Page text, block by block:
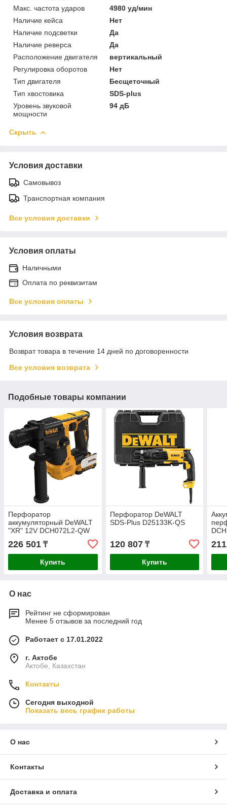
Макс. частота ударов
4980 уд/мин
Наличие кейса
Нет
Наличие подсветки
Да
Наличие реверса
Да
Расположение двигателя
вертикальный
Регулировка оборотов
Нет
Тип двигателя
Бесщеточный
Тип хвостовика
SDS-plus
Уровень звуковой
мощности
94 дБ
Скрыть
Условия доставки
Самовывоз
Транспортная компания
Все условия доставки
Условия оплаты
Наличными
Оплата по реквизитам
Все условия оплаты
Условия возврата
Возврат товара в течение 14 дней по договоренности
Все условия возврата
Подобные товары компании
Перфоратор
аккумуляторный DeWALT
"XR" 12V DCH072L2-QW
226 501 ₸
Купить
Перфоратор DeWALT
SDS-Plus D25133K-QS
120 807₸
Купить
О нас
Рейтинг не сформирован
Менее 5 отзывов за последний год
Работает с 17.01.2022
г. Актобе
Актобе, Казахстан
Контакты
Сегодня выходной
Показать весь график работы
О нас
Контакты
Доставка и оплата